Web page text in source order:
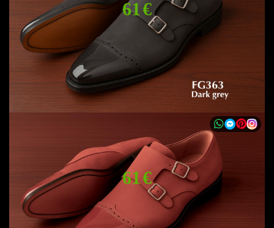
61 €
61 €